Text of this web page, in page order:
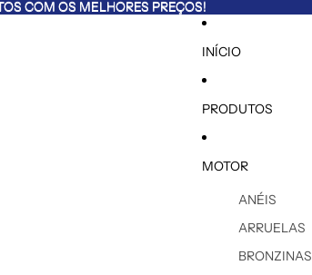
COM OS MELHORES PREÇOS!
COM OS MELHORES PREÇOS!
INÍCIO
PRODUTOS
MOTOR
ANÉIS
ARRUELAS
BRONZINAS